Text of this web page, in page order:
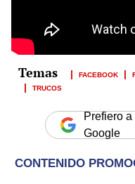
FACEBOOK
TRUCOS
Prefiero
Google